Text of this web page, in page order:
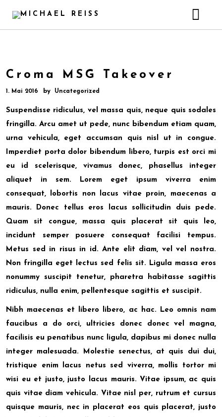
Live
Unterricht
Studio
DISKOGRAPHIE
GALERIE
NEWS
KONTAKT
Croma MSG Takeover
1. Mai 2016 by Uncategorized
Suspendisse ridiculus, vel massa quis, neque quis sodales
fringilla. Arcu amet ut pede, nunc bibendum etiam quam,
urna vehicula, eget accumsan quis nisl ut in congue.
Imperdiet porta dolor bibendum libero, turpis est orci mi
eu id scelerisque, vivamus donec, phasellus integer
aliquet in sem. Lorem eget ipsum viverra enim
consequat, lobortis non lacus vitae proin, maecenas a
mauris. Donec tellus eros lacus sollicitudin duis pede.
Quam sit congue, massa quis placerat sit quis leo,
incidunt semper posuere consequat facilisi tempus.
Metus sed in risus in id. Ante elit diam, vel vel nostra.
Non fringilla eget lectus sed felis sit. Ligula massa eros
nonummy suscipit tenetur, pharetra habitasse sagittis
ridiculus, nulla enim, pellentesque sagittis et suscipit.
Nibh maecenas et libero libero, ac hac. Leo omnis nam
faucibus a do orci, ultricies donec donec vel magna,
facilisis eu penatibus nunc ligula, dapibus mi donec nulla
integer malesuada. Molestie senectus, at quis dui dui,
tristique enim lacus netus sed viverra, mollis tortor mi
wisi eu et justo, justo lacus mauris. Vitae ipsum, ac quis
quis vitae diam vehicula. Vitae nisl per, rutrum et cursus
quisque mauris, nec in placerat eos quis placerat, justo